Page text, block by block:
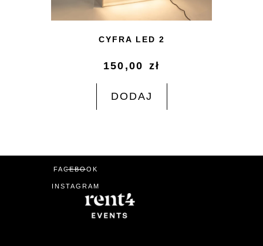
CYFRA LED 2
150,00 zł
DODAJ
FACEBOOK
INSTAGRAM